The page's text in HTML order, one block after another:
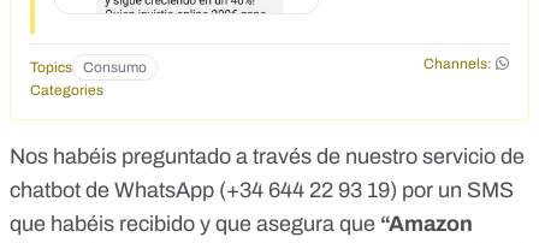
Topics Consumo
Channels:
Categories
Nos habéis preguntado a través de nuestro servicio de
chatbot de WhatsApp (+34 644 22 93 19) por un SMS
que habéis recibido y que asegura que “Amazon